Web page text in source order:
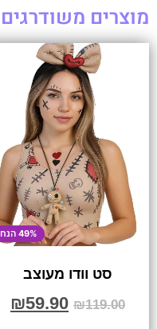
מוצרים משודרגים
49% הנחה
סט וודו מעוצב
₪119.00
₪59.90